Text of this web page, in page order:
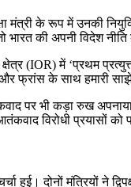
मंत्री के रूप में उनकी
भारत की अपनी विदेश
(IOR) में ‘प्रथम
फ्रांस के साथ हमारी
पर भी कड़ा रुख
विरोधी प्रयासों को
चर्चा हुई। दोनों मंत्रियों